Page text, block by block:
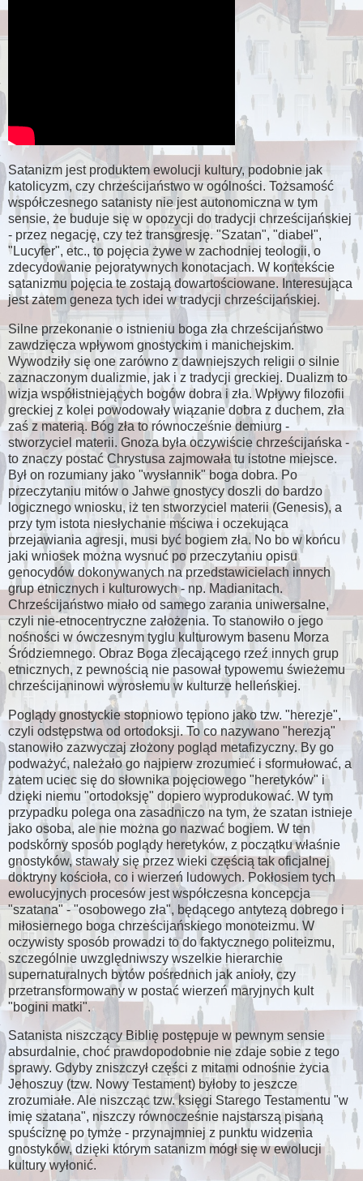
Satanizm jest produktem ewolucji kultury, podobnie jak
katolicyzm, czy chrześcijaństwo w ogólności. Tożsamość
współczesnego satanisty nie jest autonomiczna w tym
sensie, że buduje się w opozycji do tradycji chrześcijańskiej
- przez negację, czy też transgresję. "Szatan", "diabeł",
"Lucyfer", etc., to pojęcia żywe w zachodniej teologii, o
zdecydowanie pejoratywnych konotacjach. W kontekście
satanizmu pojęcia te zostają dowartościowane. Interesująca
jest zatem geneza tych idei w tradycji chrześcijańskiej.
Silne przekonanie o istnieniu boga zła chrześcijaństwo
zawdzięcza wpływom gnostyckim i manichejskim.
Wywodziły się one zarówno z dawniejszych religii o silnie
zaznaczonym dualizmie, jak i z tradycji greckiej. Dualizm to
wizja współistniejących bogów dobra i zła. Wpływy filozofii
greckiej z kolei powodowały wiązanie dobra z duchem, zła
zaś z materią. Bóg zła to równocześnie demiurg -
stworzyciel materii. Gnoza była oczywiście chrześcijańska -
to znaczy postać Chrystusa zajmowała tu istotne miejsce.
Był on rozumiany jako "wysłannik" boga dobra. Po
przeczytaniu mitów o Jahwe gnostycy doszli do bardzo
logicznego wniosku, iż ten stworzyciel materii (Genesis), a
przy tym istota niesłychanie mściwa i oczekująca
przejawiania agresji, musi być bogiem zła. No bo w końcu
jaki wniosek można wysnuć po przeczytaniu opisu
genocydów dokonywanych na przedstawicielach innych
grup etnicznych i kulturowych - np. Madianitach.
Chrześcijaństwo miało od samego zarania uniwersalne,
czyli nie-etnocentryczne założenia. To stanowiło o jego
nośności w ówczesnym tyglu kulturowym basenu Morza
Śródziemnego. Obraz Boga zlecającego rzeź innych grup
etnicznych, z pewnością nie pasował typowemu świeżemu
chrześcijaninowi wyrosłemu w kulturze helleńskiej.
Poglądy gnostyckie stopniowo tępiono jako tzw. "herezje",
czyli odstępstwa od ortodoksji. To co nazywano "herezją"
stanowiło zazwyczaj złożony pogląd metafizyczny. By go
podważyć, należało go najpierw zrozumieć i sformułować, a
zatem uciec się do słownika pojęciowego "heretyków" i
dzięki niemu "ortodoksję" dopiero wyprodukować. W tym
przypadku polega ona zasadniczo na tym, że szatan istnieje
jako osoba, ale nie można go nazwać bogiem. W ten
podskórny sposób poglądy heretyków, z początku właśnie
gnostyków, stawały się przez wieki częścią tak oficjalnej
doktryny kościoła, co i wierzeń ludowych. Pokłosiem tych
ewolucyjnych procesów jest współczesna koncepcja
"szatana" - "osobowego zła", będącego antytezą dobrego i
miłosiernego boga chrześcijańskiego monoteizmu. W
oczywisty sposób prowadzi to do faktycznego politeizmu,
szczególnie uwzględniwszy wszelkie hierarchie
supernaturalnych bytów pośrednich jak anioły, czy
przetransformowany w postać wierzeń maryjnych kult
"bogini matki".
Satanista niszczący Biblię postępuje w pewnym sensie
absurdalnie, choć prawdopodobnie nie zdaje sobie z tego
sprawy. Gdyby zniszczył części z mitami odnośnie życia
Jehoszuy (tzw. Nowy Testament) byłoby to jeszcze
zrozumiałe. Ale niszcząc tzw. księgi Starego Testamentu "w
imię szatana", niszczy równocześnie najstarszą pisaną
spuściznę po tymże - przynajmniej z punktu widzenia
gnostyków, dzięki którym satanizm mógł się w ewolucji
kultury wyłonić.